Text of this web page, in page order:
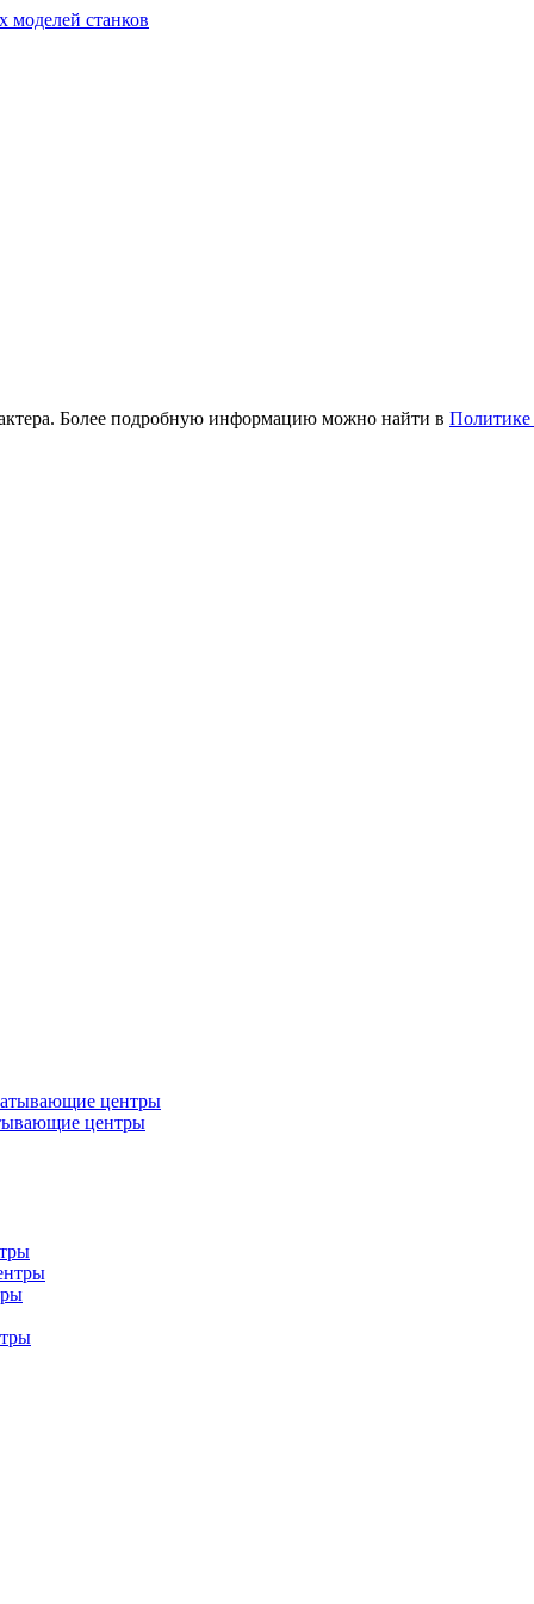
моделей станков
Более подробную информацию можно найти в Политике
центры
центры